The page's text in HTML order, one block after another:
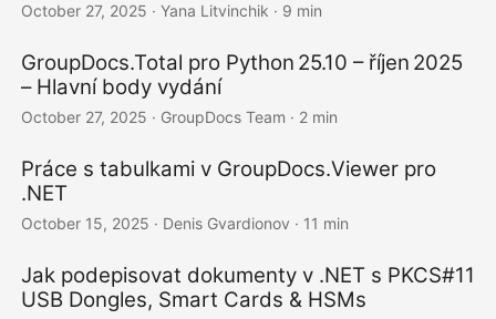
October 27, 2025 · Yana Litvinchik · 9 min
GroupDocs.Total pro Python 25.10 – říjen 2025
– Hlavní body vydání
October 27, 2025 · GroupDocs Team · 2 min
Práce s tabulkami v GroupDocs.Viewer pro
.NET
October 15, 2025 · Denis Gvardionov · 11 min
Jak podepisovat dokumenty v .NET s PKCS#11
USB Dongles, Smart Cards & HSMs